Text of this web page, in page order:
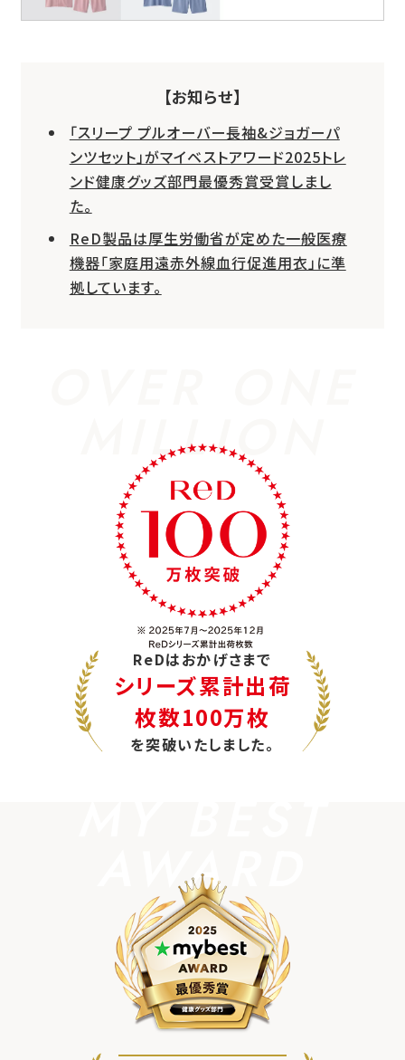
【お知らせ】
「スリープ プルオーバー長袖&ジョガーパ
ンツセット」がマイベストアワード2025トレ
ンド健康グッズ部門最優秀賞受賞しまし
た。
ReD製品は厚生労働省が定めた一般医療
機器「家庭用遠赤外線血行促進用衣」に準
拠しています。
MILLION
ReDはおかげさまで
シリーズ累計出荷
枚数100万枚
を突破いたしました。
AWARD